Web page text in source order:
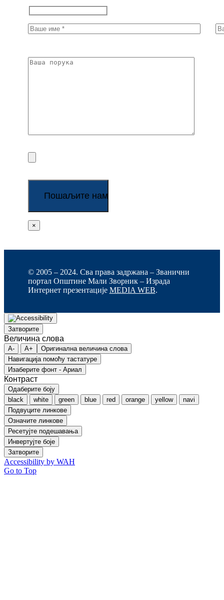
×
© 2005 – 2024. Сва права задржана – Званични
портал Општине Мали Зворник – Израда
Интернет презентације MEDIA WEB.
Затворите
Величина слова
A- A+
Оригинална величина слова
Навигација помоћу тастатуре
Изаберите фонт - Ариал
Контраст
Одаберите боју
black
white green blue red orange yellow
navi
Подвуците линкове
Означите линкове
Ресетујте подешавања
Инвертујте боје
Затворите
Accessibility by WAH
Go to Top